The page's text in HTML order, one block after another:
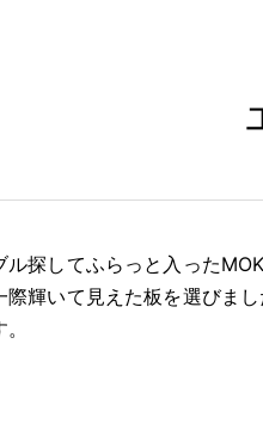
ル探してふらっと入った
際輝いて見えた板を選びま